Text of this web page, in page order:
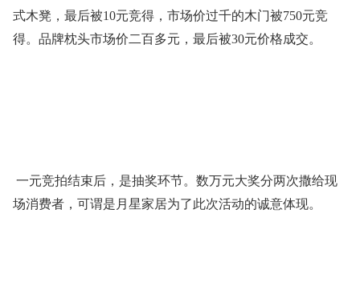
式木凳，最后被10元竞得，市场价过千的木门被750元竞
得。品牌枕头市场价二百多元，最后被30元价格成交。
一元竞拍结束后，是抽奖环节。数万元大奖分两次撒给现
场消费者，可谓是月星家居为了此次活动的诚意体现。